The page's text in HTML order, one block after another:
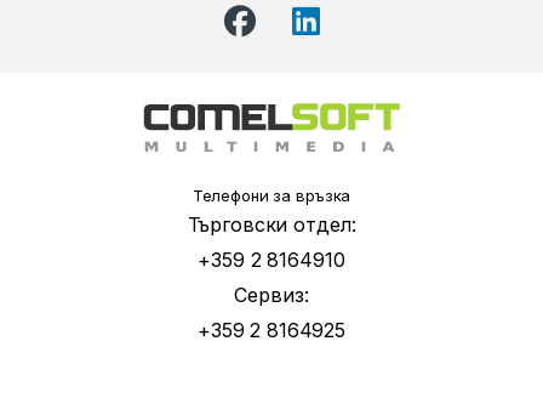
Телефони за връзка
Търговски отдел:
+359 2 8164910
Сервиз:
+359 2 8164925